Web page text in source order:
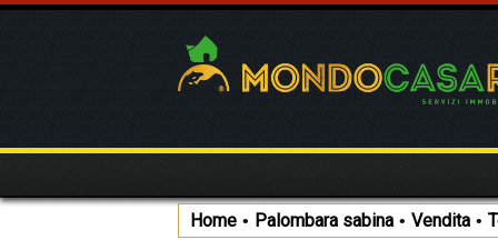
Home • Palombara sabina • Vendita •